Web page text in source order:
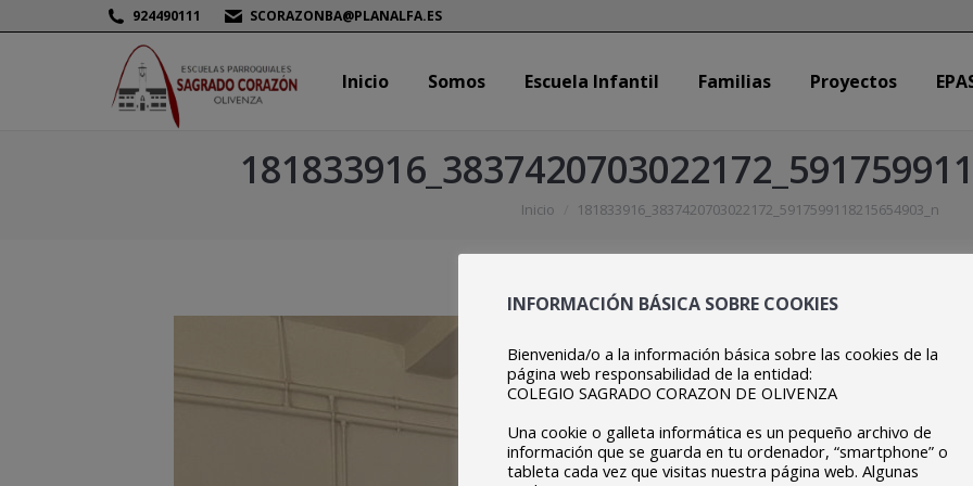
924490111 SCORAZONBA@PLANALFA.ES
Inicio Somos Escuela Infantil Familias Proyectos
Estás aquí:
Inicio 181833916_3837420703022172_5917599118215654903_n
INFORMACIÓN BÁSICA SOBRE COOKIES
Bienvenida/o a la información básica sobre las cookies de la
página web responsabilidad de la entidad:
COLEGIO SAGRADO CORAZON DE OLIVENZA
Una cookie o galleta informática es un pequeño archivo de
información que se guarda en tu ordenador, “smartphone” o
tableta cada vez que visitas nuestra página web. Algunas
Inicio Somos Escuela Infantil Familias Proyectos